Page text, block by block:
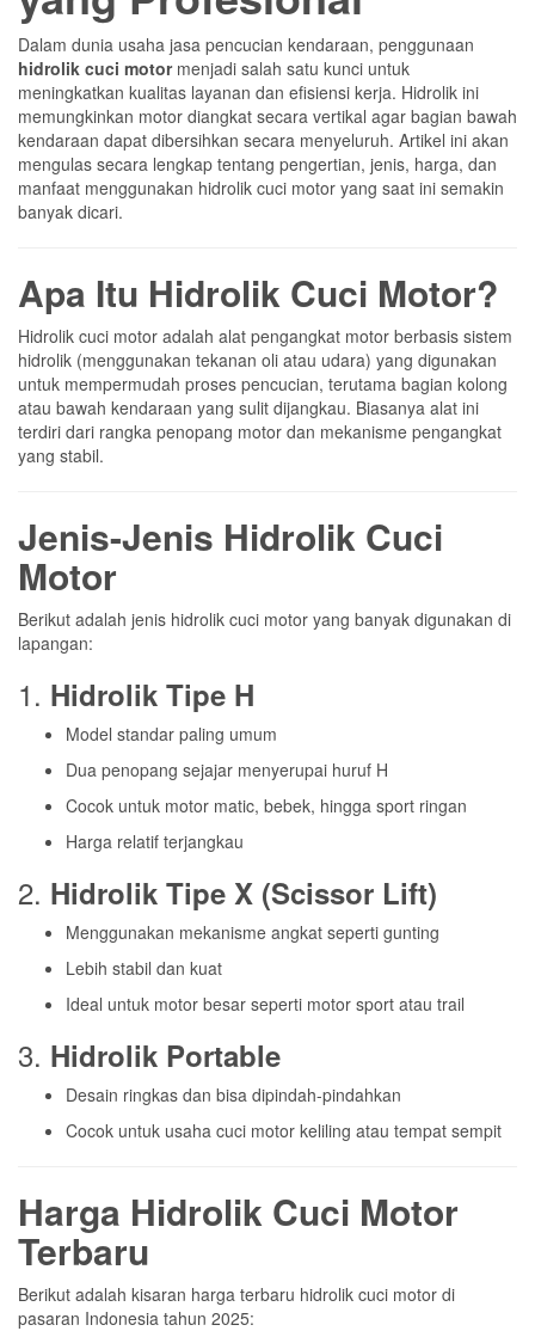
Dalam dunia usaha jasa pencucian kendaraan, penggunaan
hidrolik cuci motormenjadi salah satu kunci untuk
meningkatkan kualitas layanan dan efisiensi kerja. Hidrolik ini
memungkinkan motor diangkat secara vertikal agar bagian bawah
kendaraan dapat dibersihkan secara menyeluruh. Artikel ini akan
mengulas secara lengkap tentang pengertian, jenis, harga, dan
manfaat menggunakan hidrolik cuci motor yang saat ini semakin
banyak dicari.
Apa Itu Hidrolik Cuci Motor?
Hidrolik cuci motor adalah alat pengangkat motor berbasis sistem
hidrolik (menggunakan tekanan oli atau udara) yang digunakan
untuk mempermudah proses pencucian, terutama bagian kolong
atau bawah kendaraan yang sulit dijangkau. Biasanya alat ini
terdiri dari rangka penopang motor dan mekanisme pengangkat
yang stabil.
Jenis-Jenis Hidrolik Cuci
Motor
Berikut adalah jenis hidrolik cuci motor yang banyak digunakan di
lapangan:
1. Hidrolik Tipe H
Model standar paling umum
Dua penopang sejajar menyerupai huruf H
Cocok untuk motor matic, bebek, hingga sport ringan
Harga relatif terjangkau
2. Hidrolik Tipe X (Scissor Lift)
Menggunakan mekanisme angkat seperti gunting
Lebih stabil dan kuat
Ideal untuk motor besar seperti motor sport atau trail
3. Hidrolik Portable
Desain ringkas dan bisa dipindah-pindahkan
Cocok untuk usaha cuci motor keliling atau tempat sempit
Harga Hidrolik Cuci Motor
Terbaru
Berikut adalah kisaran harga terbaru hidrolik cuci motor di
pasaran Indonesia tahun 2025: